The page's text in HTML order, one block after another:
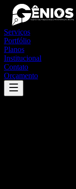
Serviços
Portfólio
Planos
Institucional
Contato
Orçamento